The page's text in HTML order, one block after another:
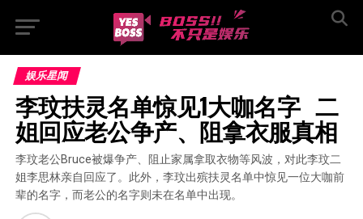
娱乐星闻
李玟扶灵名单惊见1大咖名字   二
姐回应老公争产、阻拿衣服真相
李玟老公Bruce被爆争产、阻止家属拿取衣物等风波，对此李玟二
姐李思林亲自回应了。此外，李玟出殡扶灵名单中惊见一位大咖前
辈的名字，而老公的名字则未在名单中出现。